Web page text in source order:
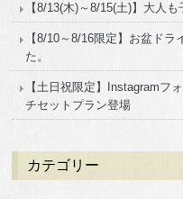
【8/13(木)～8/15(土)】大人
【8/10～8/16限定】お盆ド
た。
【土日祝限定】Instagramフ
チセットプラン登場
カテゴリー